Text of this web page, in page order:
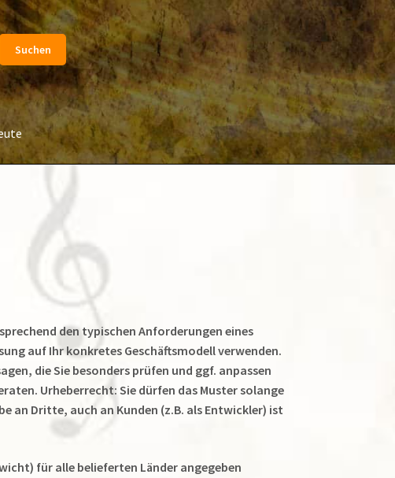
den typischen Anforderungen eines
auf Ihr konkretes Geschäftsmodell verwenden.
die Sie besonders prüfen und ggf. anpassen
Urheberrecht: Sie dürfen das Muster solange
an Dritte, auch an Kunden (z.B. als Entwickler) ist
für alle belieferten Länder angegeben